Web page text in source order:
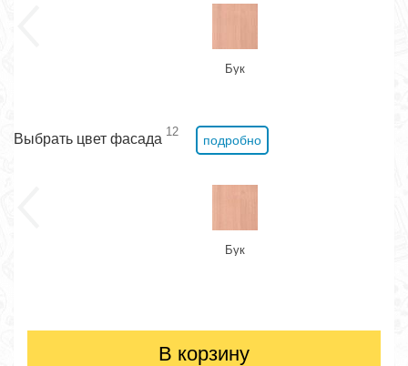
Бук
Выбрать цвет фасада 12
подробно
Бук
В корзину